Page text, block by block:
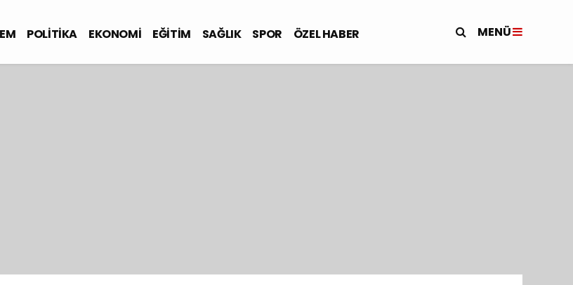
POLİTİKA EKONOMİ EĞİTİM SAĞLIK SPOR ÖZEL HABER MENÜ